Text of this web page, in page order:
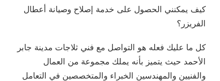
كيف يمكنني الحصول على خدمة إصلاح وصيانة أعطال
الفريزر؟
كل ما عليك فعله هو التواصل مع فني ثلاجات مدينة جابر
الأحمد حيث يتميز بأنه يملك مجموعة من العمال
والفنيين والمهندسين الخبراء والمتخصصين في التعامل